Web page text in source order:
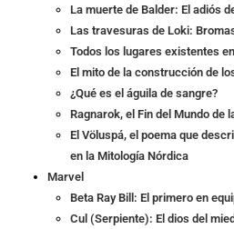
La muerte de Balder: El adiós
Las travesuras de Loki:
Todos los lugares existentes
El mito de la construcción de
¿Qué es el águila de sangre?
Ragnarok, el Fin del Mundo de
El Völuspá, el poema que
en la Mitología Nórdica
Marvel
Beta Ray Bill: El primero en
Cul (Serpiente): El dios del